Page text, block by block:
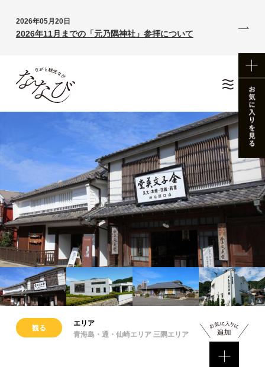
2026年05月20日
2026年11月までの「元乃隅神社」参拝について
観る
エリア
青海島・通・仙崎エリア 三隅エリア